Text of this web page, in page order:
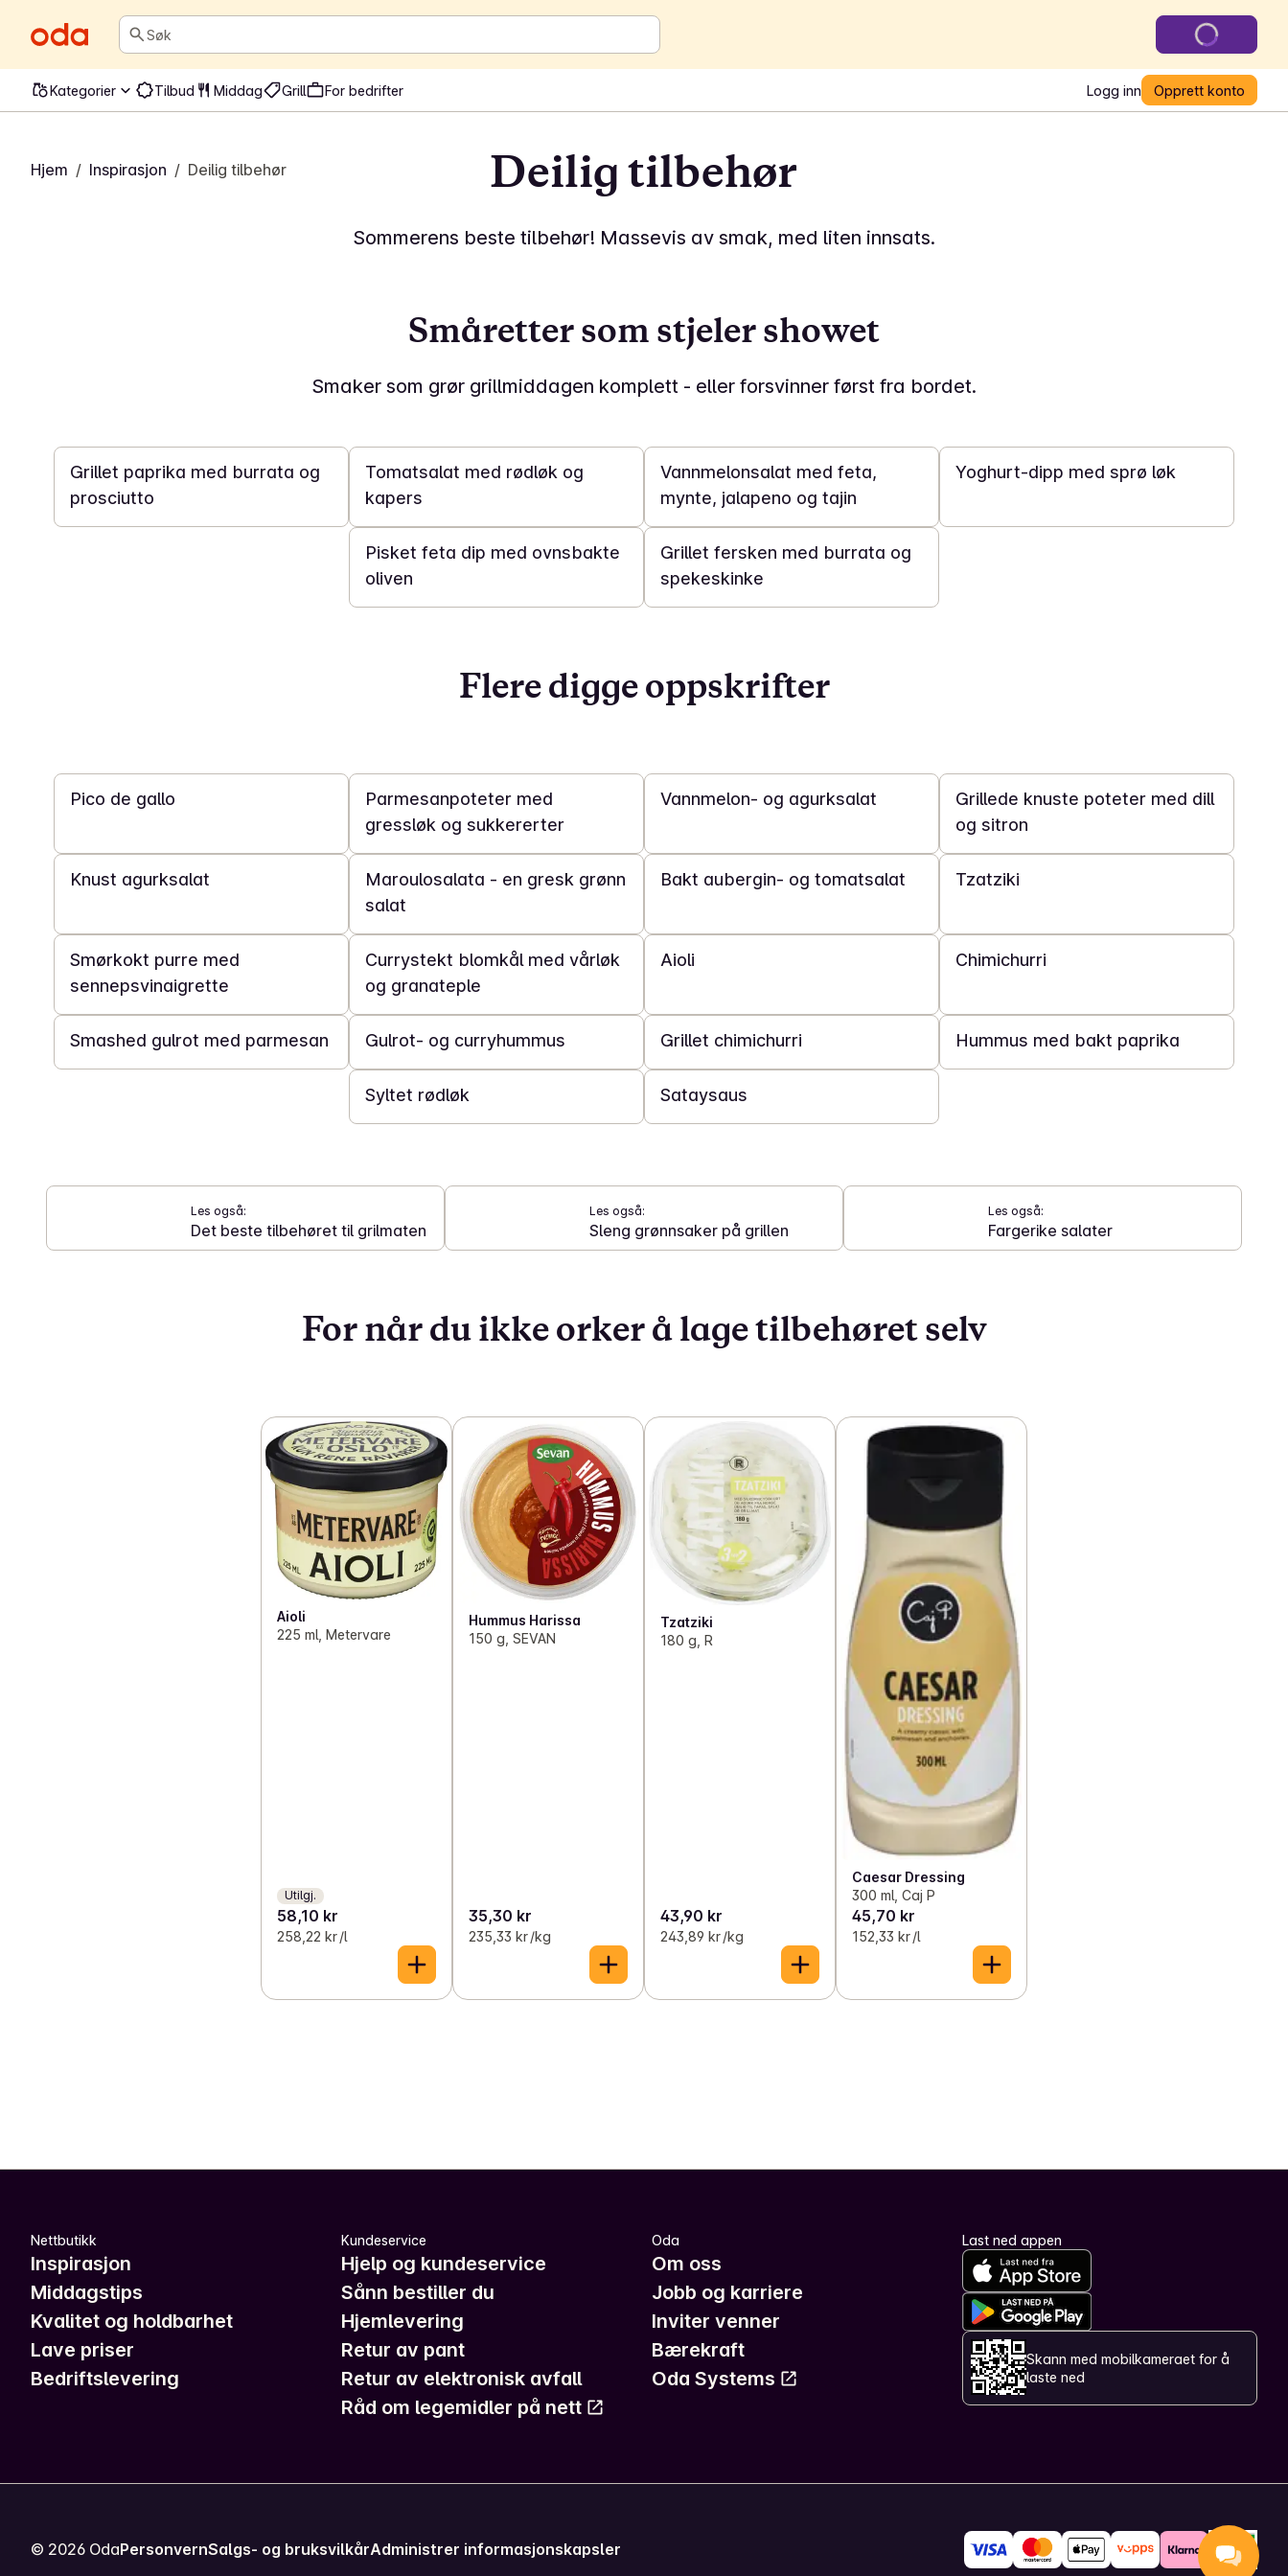
Søk
Kategorier Tilbud Middag Grill For bedrifter Logg inn Opprett konto
Hjem / Inspirasjon / Deilig tilbehør Deilig tilbehør
Sommerens beste tilbehør! Massevis av smak, med liten innsats.
Småretter som stjeler showet
Smaker som grør grillmiddagen komplett - eller forsvinner først fra bordet.
Grillet paprika med burrata og
prosciutto
Tomatsalat med rødløk og
kapers
Vannmelonsalat med feta,
mynte, jalapeno og tajin
Yoghurt-dipp med sprø løk
20 min
Pisket feta dip med ovnsbakte
oliven
15 min
Grillet fersken med burrata og
spekeskinke
Flere digge oppskrifter
Pico de gallo
Parmesanpoteter med
gressløk og sukkererter
Vannmelon- og agurksalat
Grillede knuste poteter med dill
og sitron
Knust agurksalat
10 min
Maroulosalata - en gresk grønn
salat
Bakt aubergin- og tomatsalat
5 min
Tzatziki
Smørkokt purre med
sennepsvinaigrette
30 min
Currystekt blomkål med vårløk
og granateple
Aioli Chimichurri
40 min
Smashed gulrot med parmesan
40 min
Gulrot- og curryhummus Grillet chimichurri Hummus med bakt paprika
2 t
Syltet rødløk
10 min
Sataysaus
Les også:
Det beste tilbehøret til grilmaten
Les også:
Sleng grønnsaker på grillen
Les også:
Fargerike salater
For når du ikke orker å lage tilbehøret selv
Aioli
225 ml, Metervare
Utilgj.
58,10 kr
258,22 kr /l
Hummus Harissa
150 g, SEVAN
35,30 kr
235,33 kr /kg
Tzatziki
180 g, R
43,90 kr
243,89 kr /kg
Caesar Dressing
300 ml, Caj P
45,70 kr
152,33 kr /l
Nettbutikk
Inspirasjon
Middagstips
Kvalitet og holdbarhet
Lave priser
Bedriftslevering
Kundeservice
Hjelp og kundeservice
Sånn bestiller du
Hjemlevering
Retur av pant
Retur av elektronisk avfall
Råd om legemidler på nett
Oda
Om oss
Jobb og karriere
Inviter venner
Bærekraft
Oda Systems
Last ned appen
Skann med mobilkameraet for å
laste ned
© 2026 OdaPersonvernSalgs- og bruksvilkårAdministrer informasjonskapsler